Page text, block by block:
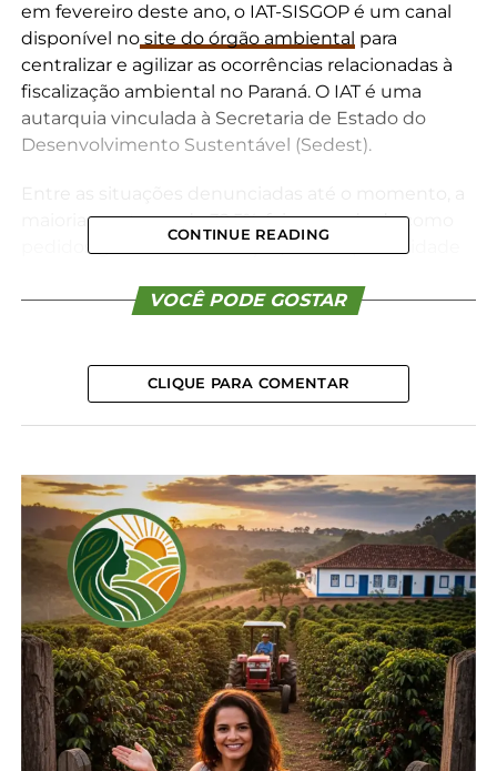
em fevereiro deste ano, o IAT-SISGOP é um canal
disponível nosite do órgão ambiental para
centralizar e agilizar as ocorrências relacionadas à
fiscalização ambiental no Paraná. O IAT é uma
autarquia vinculada à Secretaria de Estado do
Desenvolvimento Sustentável (Sedest).
maioria, em torno de 32,5%, foi enquadrada como
pedidos gerais de fiscalização, sem especificidade
campeão foi o desmatamento, com cerca de 18,8%,
situações envolvendo pesca, caça, agrotóxicos,
criação de animais, poda de árvores, poluição
hídrica, ocupação irregular e descarte irregular de
O portal foi implementado com o propósito de
direcionar o volume de denúncias registradas
pela Ouvidoria da autarquiapara um canal
específico e exclusivo. Antes da implementação do
IAT-SISGOP, das 6.777 denúncias registradas
exclusivamente no canal da Ouvidoria, em 2025,
90% eram relacionadas a crimes ambientais
cometidos por terceiros, que necessitavam de
fiscalização do Instituto.
CONTINUE READING
VOCÊ PODE GOSTAR
CLIQUE PARA COMENTAR